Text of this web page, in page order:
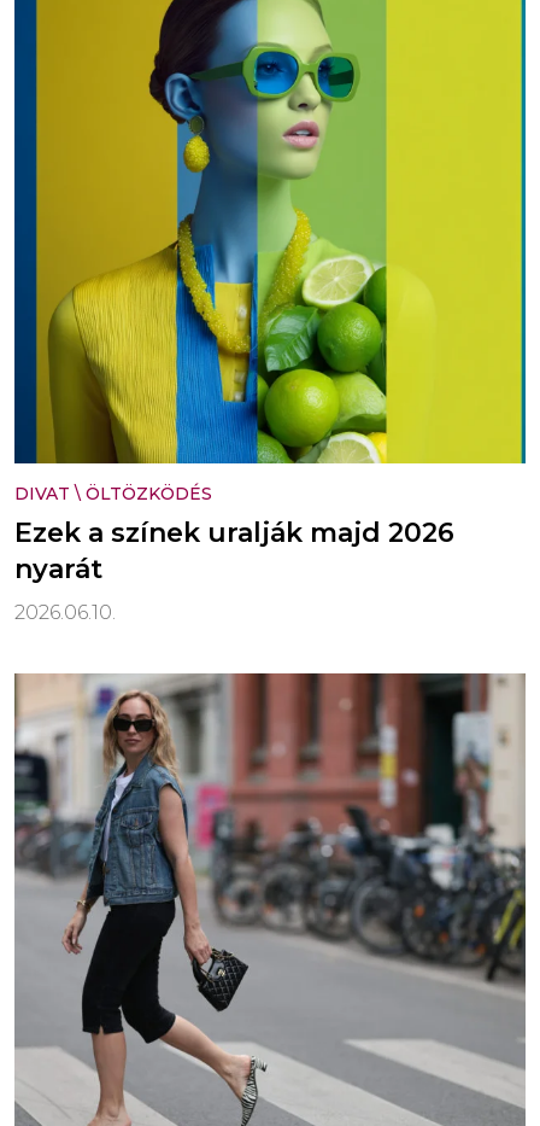
DIVAT \ ÖLTÖZKÖDÉS
Ezek a színek uralják majd 2026
nyarát
2026.06.10.